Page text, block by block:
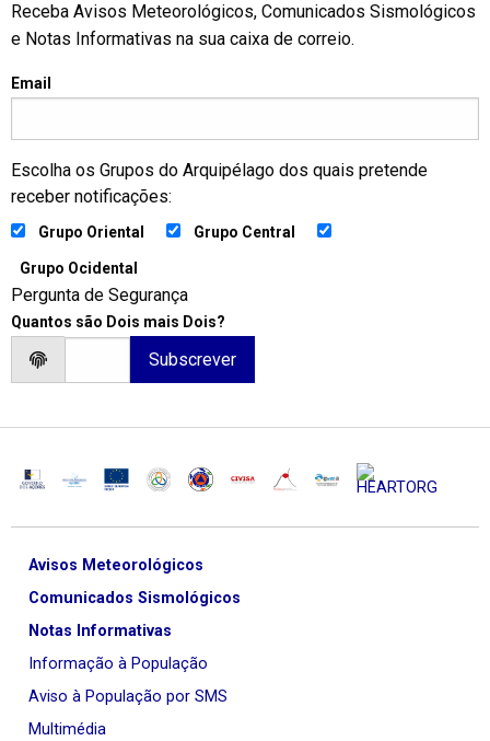
Receba Avisos Meteorológicos, Comunicados Sismológicos
e Notas Informativas na sua caixa de correio.
Email
Escolha os Grupos do Arquipélago dos quais pretende
receber notificações:
Grupo Oriental Grupo Central
Grupo Ocidental
Pergunta de Segurança
Quantos são Dois mais Dois?
Avisos Meteorológicos
Comunicados Sismológicos
Notas Informativas
Informação à População
Aviso à População por SMS
Multimédia